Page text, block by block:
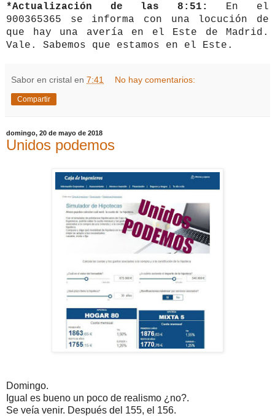
*Actualización de las 8:51:
En el
900365365 se informa con una locución de
que hay una avería en el Este de Madrid.
Vale. Sabemos que estamos en el Este.
Sabor en cristal en 7:41 No hay comentarios:
Compartir
domingo, 20 de mayo de 2018
Unidos podemos
Domingo.
Igual es bueno un poco de realismo ¿no?.
Se veía venir. Después del 155, el 156.